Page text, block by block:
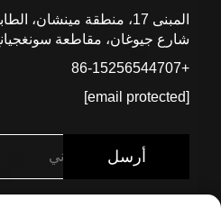
شارع جيوغان، مقاطعة
+86-15256544707
[email protected]
أرسل